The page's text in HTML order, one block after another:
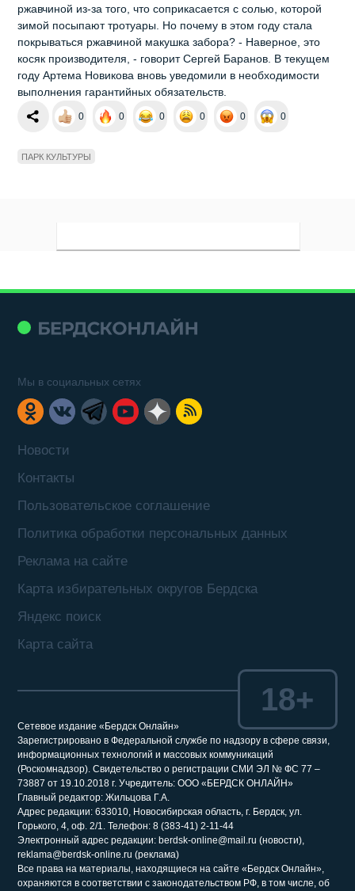
ржавчиной из-за того, что соприкасается с солью, которой
зимой посыпают тротуары. Но почему в этом году стала
покрываться ржавчиной макушка забора? - Наверное, это
косяк производителя, - говорит Сергей Баранов. В текущем
году Артема Новикова вновь уведомили в необходимости
выполнения гарантийных обязательств.
0 0 0 0 0 0
ПАРК КУЛЬТУРЫ
Новости
Контакты
Пользовательское соглашение
Политика обработки персональных данных
Реклама на сайте
Карта избирательных округов Бердска
Яндекс поиск
Карта сайта
Мы в социальных сетях
Сетевое издание «Бердск Онлайн»
Зарегистрировано в Федеральной службе по надзору в сфере связи,
информационных технологий и массовых коммуникаций
(Роскомнадзор). Свидетельство о регистрации СМИ ЭЛ № ФС 77 –
73887 от 19.10.2018 г. Учредитель: ООО «БЕРДСК ОНЛАЙН»
Главный редактор: Жильцова Г.А.
Адрес редакции: 633010, Новосибирская область, г. Бердск, ул.
Горького, 4, оф. 2/1. Телефон: 8 (383-41) 2-11-44
Электронный адрес редакции: berdsk-online@mail.ru (новости),
reklama@berdsk-online.ru (реклама)
Все права на материалы, находящиеся на сайте «Бердск Онлайн»,
охраняются в соответствии с законодательством РФ, в том числе, об
18+